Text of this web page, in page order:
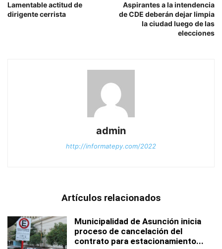
Lamentable actitud de
dirigente cerrista
Aspirantes a la intendencia
de CDE deberán dejar limpia
la ciudad luego de las
elecciones
admin
http://informatepy.com/2022
Artículos relacionados
Municipalidad de Asunción inicia
proceso de cancelación del
contrato para estacionamiento...